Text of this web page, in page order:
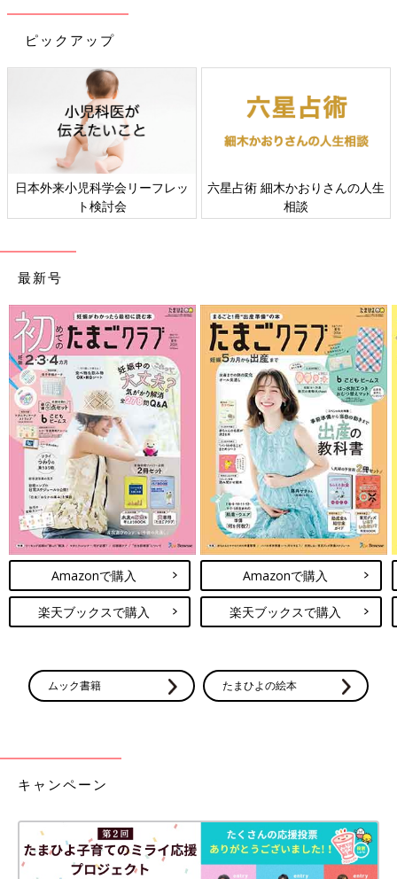
■ブログhibi家です。ヒビユウの育児絵日記
『hibi家のムスコとムスメ』
『hibi家のムスコとムスメ 妹よ、兄ちゃんについてこい編』
前の話
[ヒビユウの育児絵日
記 #49] 理解あるお兄
ちゃん。
[ヒビユウの育児絵日記
#51] これって、パパあ
るある？
ピックアップ
日本外来小児科学会リーフレッ
ト検討会
六星占術 細木かおりさんの人生
相談
最新号
Amazonで購入
楽天ブックスで購入
Amazonで購入
楽天ブックスで購入
ムック書籍 たまひよの絵本
キャンペーン